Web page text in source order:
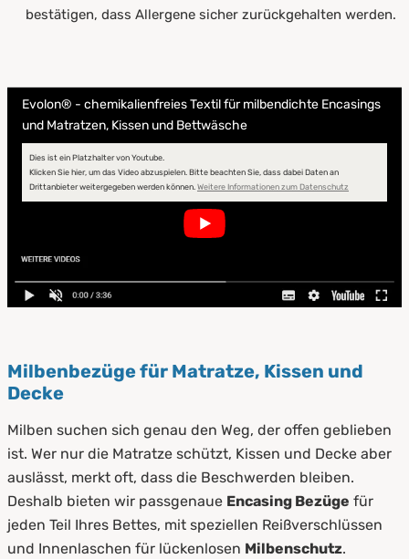
bestätigen, dass Allergene sicher zurückgehalten werden.
Evolon® - chemikalienfreies Textil für milbendichte Encasings
und Matratzen, Kissen und Bettwäsche
Dies ist ein Platzhalter von Youtube.
Klicken Sie hier, um das Video abzuspielen. Bitte beachten Sie, dass dabei Daten an
Drittanbieter weitergegeben werden können. Weitere Informationen zum Datenschutz
Milbenbezüge für Matratze, Kissen und
Decke
Milben suchen sich genau den Weg, der offen geblieben
ist. Wer nur die Matratze schützt, Kissen und Decke aber
auslässt, merkt oft, dass die Beschwerden bleiben.
Deshalb bieten wir passgenaue Encasing Bezüge für
jeden Teil Ihres Bettes, mit speziellen Reißverschlüssen
und Innenlaschen für lückenlosen Milbenschutz.